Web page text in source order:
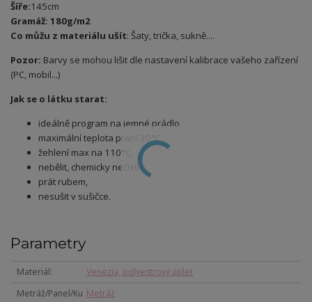
Šíře:145cm
Gramáž: 180g/m2
Co můžu z materiálu ušít: Šaty, trička, sukně....
Pozor: Barvy se mohou lišit dle nastavení kalibrace vašeho zařízení
(PC, mobil...)
Jak se o látku starat:
ideálně program na jemné prádlo
maximální teplota praní 30°C,
žehlení max na 110°C,
nebělit, chemicky nečistit,
prát rubem,
nesušit v sušičce.
Parametry
Materiál
Venezia, polyestrový úplet
Metráž/Panel/Ku Metráž